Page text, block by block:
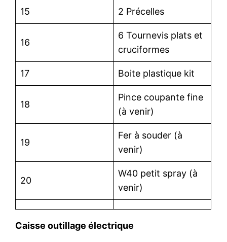
15 2 Précelles
16
6 Tournevis plats et
cruciformes
17 Boite plastique kit
18
Pince coupante fine
(à venir)
19
Fer à souder (à
venir)
20
W40 petit spray (à
venir)
Caisse outillage électrique